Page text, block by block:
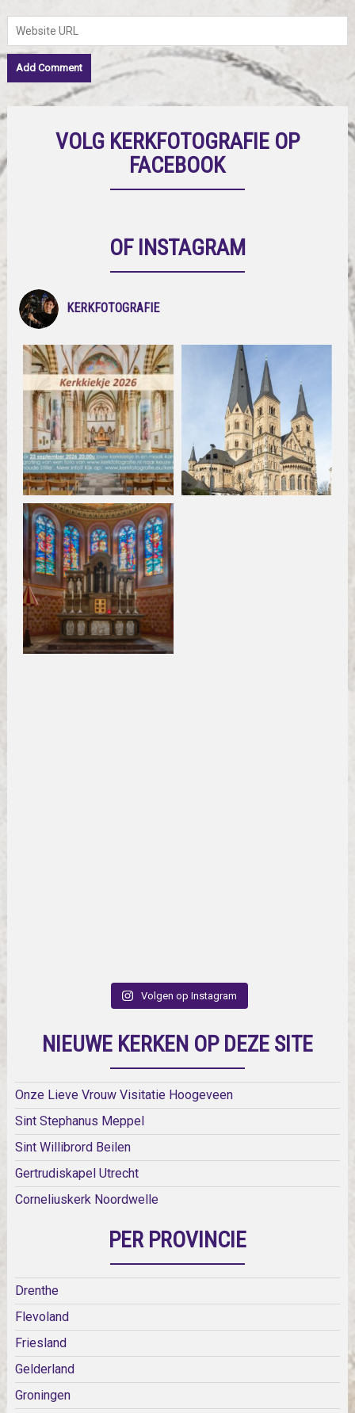
VOLG KERKFOTOGRAFIE OP
FACEBOOK
OF INSTAGRAM
KERKFOTOGRAFIE
Volgen op Instagram
NIEUWE KERKEN OP DEZE SITE
Onze Lieve Vrouw Visitatie Hoogeveen
Sint Stephanus Meppel
Sint Willibrord Beilen
Gertrudiskapel Utrecht
Corneliuskerk Noordwelle
PER PROVINCIE
Drenthe
Flevoland
Friesland
Gelderland
Groningen